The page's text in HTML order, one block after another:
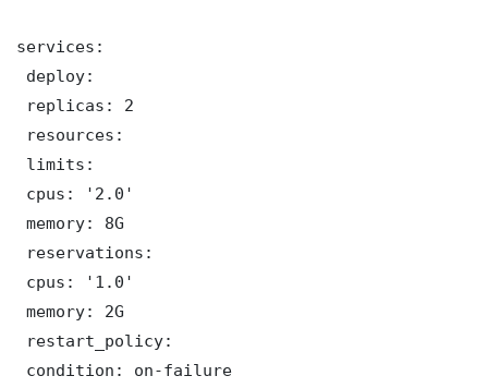
services:
deploy:
replicas: 2
resources:
limits:
cpus: '2.0'
memory: 8G
reservations:
cpus: '1.0'
memory: 2G
restart_policy:
condition: on-failure